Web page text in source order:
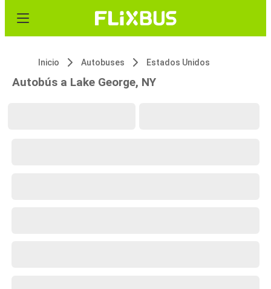
Inicio Autobuses Estados Unidos
Autobús a Lake George, NY